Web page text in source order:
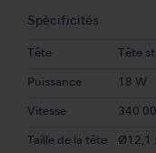
Spécificités
Tête Tête
Puissance 18 W
Vitesse 340
Taille de la tête Ø12,1